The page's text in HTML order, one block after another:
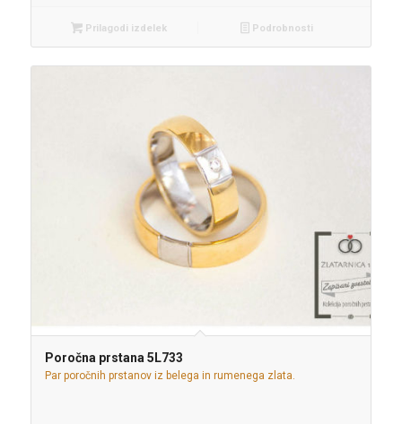
Prilagodi izdelek Podrobnosti
Poročna prstana 5L733
Par poročnih prstanov iz belega in rumenega zlata.